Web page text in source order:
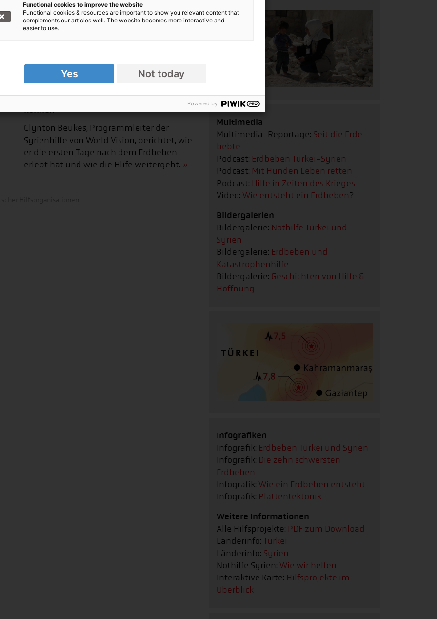
können"
Clynton Beukes, Programmleiter der
Syrienhilfe von World Vision, berichtet, wie
er die ersten Tage nach dem Erdbeben
erlebt hat und wie die Hlife weitergeht.
Multimedia
Multimedia-Reportage: Seit die Erde
bebte
Podcast: Erdbeben Türkei-Syrien
Podcast: Mit Hunden Leben retten
Podcast: Hilfe in Zeiten des Krieges
Video: Wie entsteht ein Erdbeben?
Bildergalerien
Bildergalerie: Nothilfe Türkei und
Syrien
Bildergalerie: Erdbeben und
Katastrophenhilfe
Bildergalerie: Geschichten von Hilfe &
Hoffnung
Infografiken
Infografik: Erdbeben Türkei und Syrien
Infografik: Die zehn schwersten
Erdbeben
Infografik: Wie ein Erdbeben entsteht
Infografik: Plattentektonik
Weitere Informationen
Alle Hilfsprojekte: PDF zum Download
Länderinfo: Türkei
Länderinfo: Syrien
Nothilfe Syrien: Wie wir helfen
Interaktive Karte: Hilfsprojekte im
Überblick
Functional cookies to improve the website
Functional cookies & resources are important to show you relevant content that
complements our articles well. The website becomes more interactive and
easier to use.
Yes Not today
Powered by